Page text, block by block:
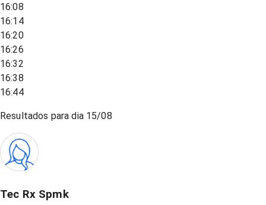
16:08
16:14
16:20
16:26
16:32
16:38
16:44
Resultados para dia 15/08
Tec Rx Spmk